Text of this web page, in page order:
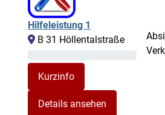
Hilfeleistung 1
B 31 Höllentalstraße
Details ansehen